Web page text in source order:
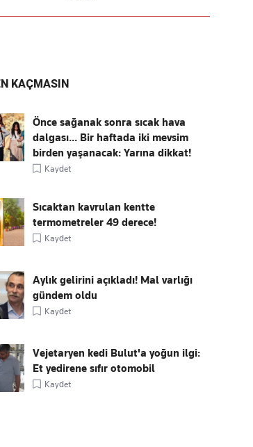
KAÇMASIN
Önce sağanak sonra sıcak hava
dalgası... Bir haftada iki mevsim
birden yaşanacak: Yarına dikkat!
Kaydet
Sıcaktan kavrulan kentte
termometreler 49 derece!
Kaydet
Aylık gelirini açıkladı! Mal varlığı
gündem oldu
Kaydet
Vejetaryen kedi Bulut'a yoğun ilgi:
Et yedirene sıfır otomobil
Kaydet